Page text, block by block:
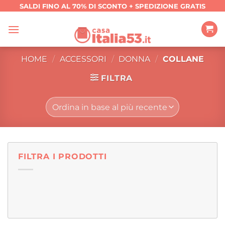
contenuti
SALDI FINO AL 70% DI SCONTO + SPEDIZIONE GRATIS
HOME / ACCESSORI / DONNA / COLLANE
FILTRA
FILTRA I PRODOTTI